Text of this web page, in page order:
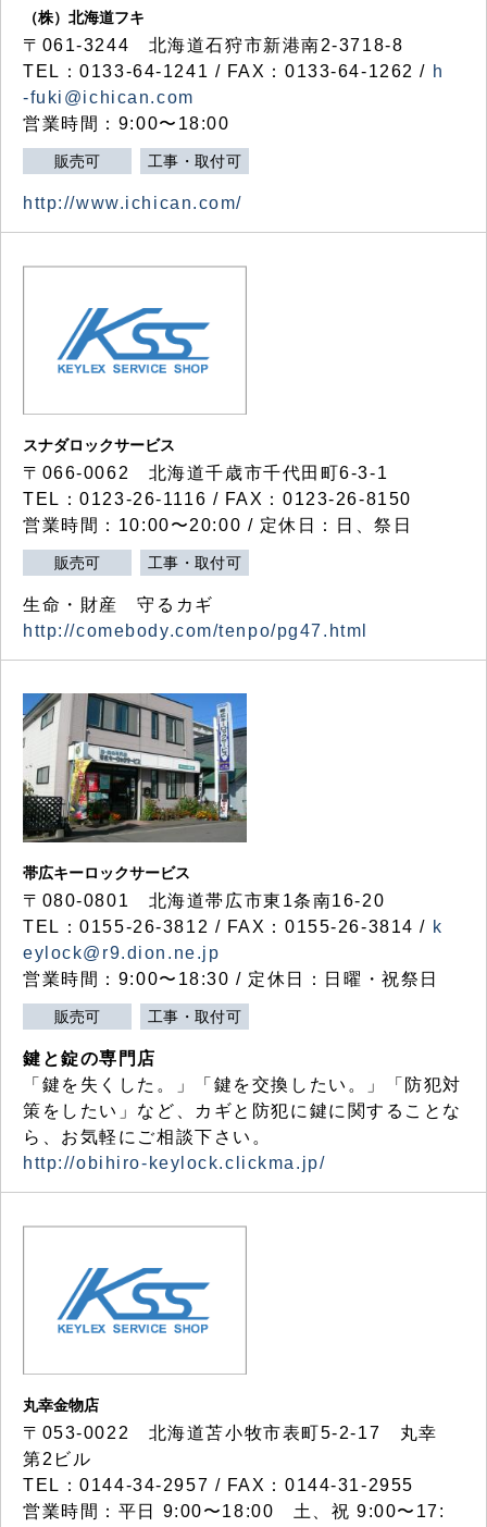
（株）北海道フキ
〒061-3244 北海道石狩市新港南2-3718-8
TEL：0133-64-1241 / FAX：0133-64-1262 / h
-fuki@ichican.com
営業時間：9:00〜18:00
販売可 工事・取付可
http://www.ichican.com/
スナダロックサービス
〒066-0062 北海道千歳市千代田町6-3-1
TEL：0123-26-1116 / FAX：0123-26-8150
営業時間：10:00〜20:00 / 定休日：日、祭日
販売可 工事・取付可
生命・財産 守るカギ
http://comebody.com/tenpo/pg47.html
帯広キーロックサービス
〒080-0801 北海道帯広市東1条南16-20
TEL：0155-26-3812 / FAX：0155-26-3814 / k
eylock@r9.dion.ne.jp
営業時間：9:00〜18:30 / 定休日：日曜・祝祭日
販売可 工事・取付可
鍵と錠の専門店
「鍵を失くした。」「鍵を交換したい。」「防犯対
策をしたい」など、カギと防犯に鍵に関することな
ら、お気軽にご相談下さい。
http://obihiro-keylock.clickma.jp/
丸幸金物店
〒053-0022 北海道苫小牧市表町5-2-17 丸幸
第2ビル
TEL：0144-34-2957 / FAX：0144-31-2955
営業時間：平日 9:00〜18:00 土、祝 9:00〜17: